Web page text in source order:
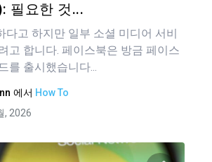
필요한 것...
다고 하지만 일부 소셜 미디어 서비
고 합니다. 페이스북은 방금 페이스
를 출시했습니다...
에서 How To
, 2026